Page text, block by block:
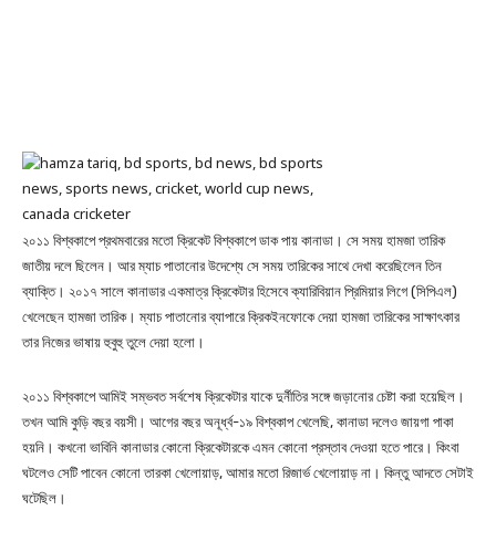
২০১১ বিশ্বকাপে প্রথমবারের মতো ক্রিকেট বিশ্বকাপে ডাক পায় কানাডা। সে সময় হামজা তারিক
জাতীয় দলে ছিলেন। আর ম্যাচ পাতানোর উদেশ্যে সে সময় তারিকের সাথে দেখা করেছিলেন তিন
ব্যাক্তি। ২০১৭ সালে কানাডার একমাত্র ক্রিকেটার হিসেবে ক্যারিবিয়ান প্রিমিয়ার লিগে (সিপিএল)
খেলেছেন হামজা তারিক। ম্যাচ পাতানোর ব্যাপারে ক্রিকইনফোকে দেয়া হামজা তারিকের সাক্ষাৎকার
তার নিজের ভাষায় হুবুহু তুলে দেয়া হলো।
২০১১ বিশ্বকাপে আমিই সম্ভবত সর্বশেষ ক্রিকেটার যাকে দুর্নীতির সঙ্গে জড়ানোর চেষ্টা করা হয়েছিল।
তখন আমি কুড়ি বছর বয়সী। আগের বছর অনূর্ধ্ব-১৯ বিশ্বকাপ খেলেছি, কানাডা দলেও জায়গা পাকা
হয়নি। কখনো ভাবিনি কানাডার কোনো ক্রিকেটারকে এমন কোনো প্রস্তাব দেওয়া হতে পারে। কিংবা
ঘটলেও সেটি পাবেন কোনো তারকা খেলোয়াড়, আমার মতো রিজার্ভ খেলোয়াড় না। কিন্তু আদতে সেটাই
ঘটেছিল।